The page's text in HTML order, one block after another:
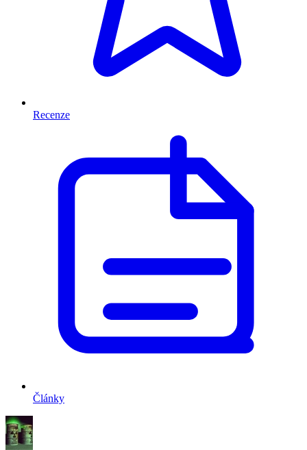
Recenze
Články